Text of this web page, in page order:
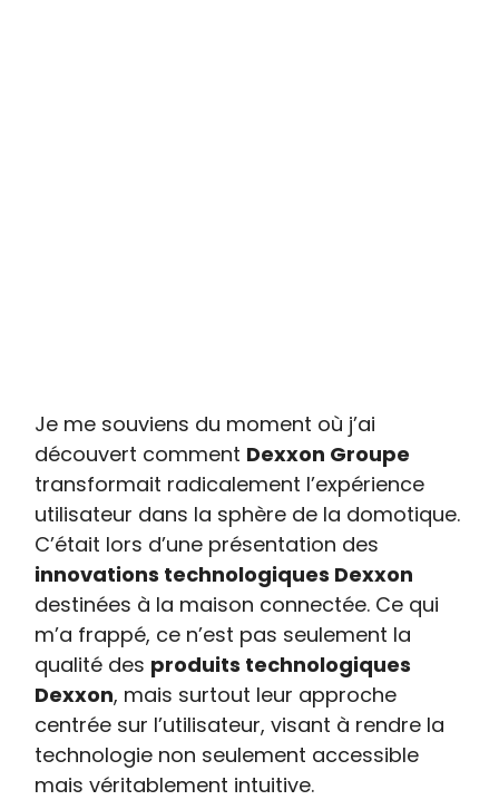
Je me souviens du moment où j’ai
découvert comment Dexxon Groupe
transformait radicalement l’expérience
utilisateur dans la sphère de la domotique.
C’était lors d’une présentation des
innovations technologiques Dexxon
destinées à la maison connectée. Ce qui
m’a frappé, ce n’est pas seulement la
qualité des produits technologiques
Dexxon, mais surtout leur approche
centrée sur l’utilisateur, visant à rendre la
technologie non seulement accessible
mais véritablement intuitive.